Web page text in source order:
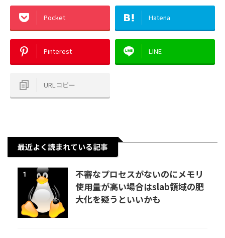
Pocket Hatena
Pinterest LINE
URLコピー
最近よく読まれている記事
1
不審なプロセスがないのにメモリ
使用量が高い場合はslab領域の肥
大化を疑うといいかも